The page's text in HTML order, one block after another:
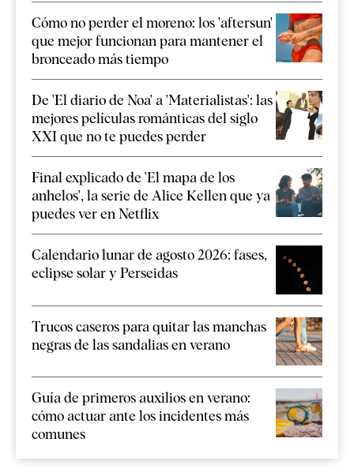
Cómo no perder el moreno: los 'aftersun'
que mejor funcionan para mantener el
bronceado más tiempo
De 'El diario de Noa' a 'Materialistas': las
mejores películas románticas del siglo
XXI que no te puedes perder
Final explicado de 'El mapa de los
anhelos', la serie de Alice Kellen que ya
puedes ver en Netflix
Calendario lunar de agosto 2026: fases,
eclipse solar y Perseidas
Trucos caseros para quitar las manchas
negras de las sandalias en verano
Guía de primeros auxilios en verano:
cómo actuar ante los incidentes más
comunes